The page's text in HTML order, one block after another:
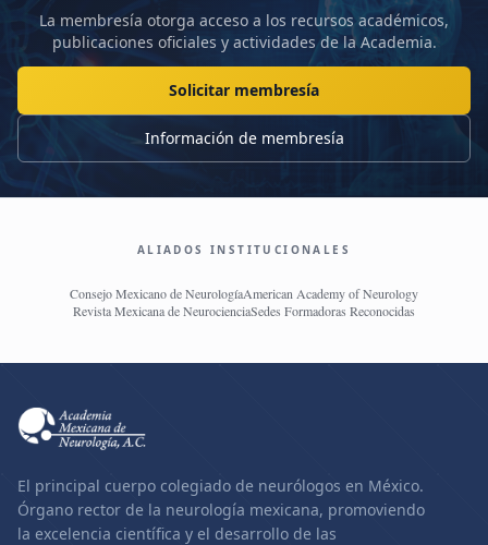
La membresía otorga acceso a los recursos académicos,
publicaciones oficiales y actividades de la Academia.
Solicitar membresía
Información de membresía
ALIADOS INSTITUCIONALES
Consejo Mexicano de NeurologíaAmerican Academy of Neurology
Revista Mexicana de NeurocienciaSedes Formadoras Reconocidas
El principal cuerpo colegiado de neurólogos en México.
Órgano rector de la neurología mexicana, promoviendo
la excelencia científica y el desarrollo de las